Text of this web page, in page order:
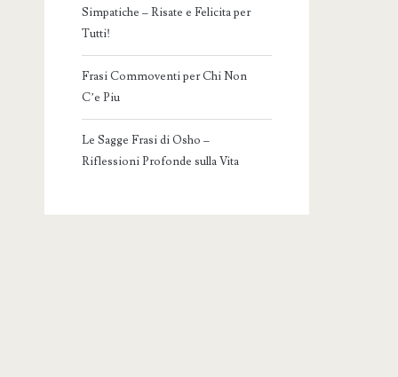
Simpatiche – Risate e Felicita per
Tutti!
Frasi Commoventi per Chi Non
C’e Piu
Le Sagge Frasi di Osho –
Riflessioni Profonde sulla Vita